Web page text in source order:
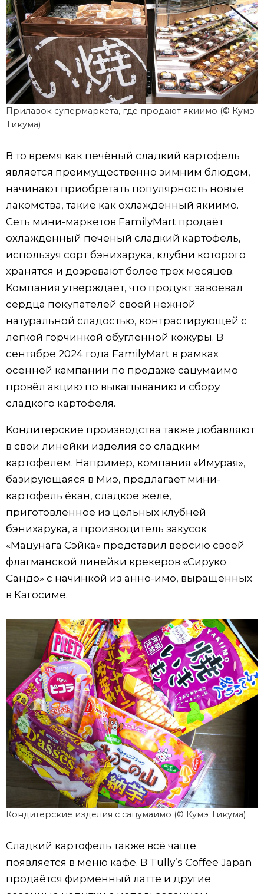
Прилавок супермаркета, где продают якиимо (© Кумэ
Тикума)
В то время как печёный сладкий картофель
является преимущественно зимним блюдом,
начинают приобретать популярность новые
лакомства, такие как охлаждённый якиимо.
Сеть мини-маркетов FamilyMart продаёт
охлаждённый печёный сладкий картофель,
используя сорт бэнихарука, клубни которого
хранятся и дозревают более трёх месяцев.
Компания утверждает, что продукт завоевал
сердца покупателей своей нежной
натуральной сладостью, контрастирующей с
лёгкой горчинкой обугленной кожуры. В
сентябре 2024 года FamilyMart в рамках
осенней кампании по продаже сацумаимо
провёл акцию по выкапыванию и сбору
сладкого картофеля.
Кондитерские производства также добавляют
в свои линейки изделия со сладким
картофелем. Например, компания «Имурая»,
базирующаяся в Миэ, предлагает мини-
картофель ёкан, сладкое желе,
приготовленное из цельных клубней
бэнихарука, а производитель закусок
«Мацунага Сэйка» представил версию своей
флагманской линейки крекеров «Сируко
Сандо» с начинкой из анно-имо, выращенных
в Кагосиме.
Кондитерские изделия с сацумаимо (© Кумэ Тикума)
Сладкий картофель также всё чаще
появляется в меню кафе. В Tully’s Coffee Japan
продаётся фирменный латте и другие